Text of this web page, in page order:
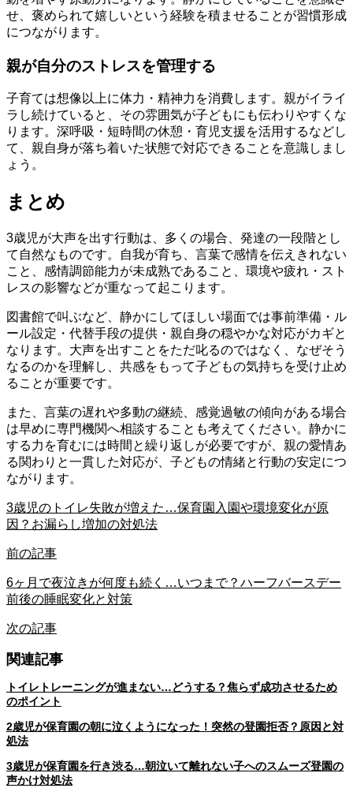
せ、褒められて嬉しいという経験を積ませることが習慣形成
につながります。
親が自分のストレスを管理する
子育ては想像以上に体力・精神力を消費します。親がイライ
ラし続けていると、その雰囲気が子どもにも伝わりやすくな
ります。深呼吸・短時間の休憩・育児支援を活用するなどし
て、親自身が落ち着いた状態で対応できることを意識しまし
ょう。
まとめ
3歳児が大声を出す行動は、多くの場合、発達の一段階とし
て自然なものです。自我が育ち、言葉で感情を伝えきれない
こと、感情調節能力が未成熟であること、環境や疲れ・スト
レスの影響などが重なって起こります。
図書館で叫ぶなど、静かにしてほしい場面では事前準備・ル
ール設定・代替手段の提供・親自身の穏やかな対応がカギと
なります。大声を出すことをただ叱るのではなく、なぜそう
なるのかを理解し、共感をもって子どもの気持ちを受け止め
ることが重要です。
また、言葉の遅れや多動の継続、感覚過敏の傾向がある場合
は早めに専門機関へ相談することも考えてください。静かに
する力を育むには時間と繰り返しが必要ですが、親の愛情あ
る関わりと一貫した対応が、子どもの情緒と行動の安定につ
ながります。
3歳児のトイレ失敗が増えた…保育園入園や環境変化が原
因？お漏らし増加の対処法
前の記事
6ヶ月で夜泣きが何度も続く…いつまで？ハーフバースデー
前後の睡眠変化と対策
次の記事
関連記事
トイレトレーニングが進まない…どうする？焦らず成功させるため
のポイント
2歳児が保育園の朝に泣くようになった！突然の登園拒否？原因と対
処法
3歳児が保育園を行き渋る…朝泣いて離れない子へのスムーズ登園の
声かけ対処法